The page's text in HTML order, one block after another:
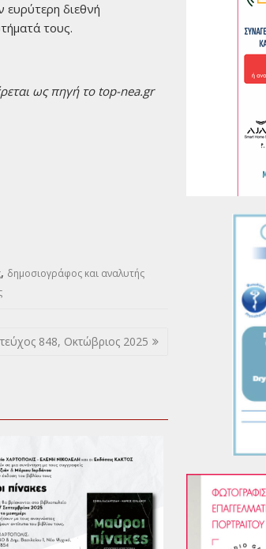
ευρύτερη διεθνή
τους.
ως πηγή το top-nea.gr
, δημοσιογράφος και αναλυτής
848, Οκτώβριος 2025